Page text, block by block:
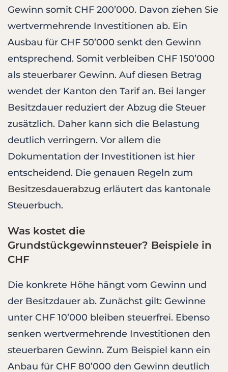
Gewinn somit CHF 200’000. Davon ziehen Sie
wertvermehrende Investitionen ab. Ein
Ausbau für CHF 50’000 senkt den Gewinn
entsprechend. Somit verbleiben CHF 150’000
als steuerbarer Gewinn. Auf diesen Betrag
wendet der Kanton den Tarif an. Bei langer
Besitzdauer reduziert der Abzug die Steuer
zusätzlich. Daher kann sich die Belastung
deutlich verringern. Vor allem die
Dokumentation der Investitionen ist hier
entscheidend. Die genauen Regeln zum
Besitzesdauerabzug erläutert das kantonale
Steuerbuch.
Was kostet die
Grundstückgewinnsteuer? Beispiele in
CHF
Die konkrete Höhe hängt vom Gewinn und
der Besitzdauer ab. Zunächst gilt: Gewinne
unter CHF 10’000 bleiben steuerfrei. Ebenso
senken wertvermehrende Investitionen den
steuerbaren Gewinn. Zum Beispiel kann ein
Anbau für CHF 80’000 den Gewinn deutlich